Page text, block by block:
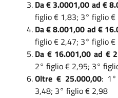
Da € 3.0001,00 ad €
figlio € 1,83; 3° figlio €
Da € 8.001,00 ad €
figlio € 2,47; 3° figlio €
Da € 16.001,00 ad €
2° figlio € 2,95; 3°
Oltre € 25.000,00:
3,48; 3° figlio € 2,98